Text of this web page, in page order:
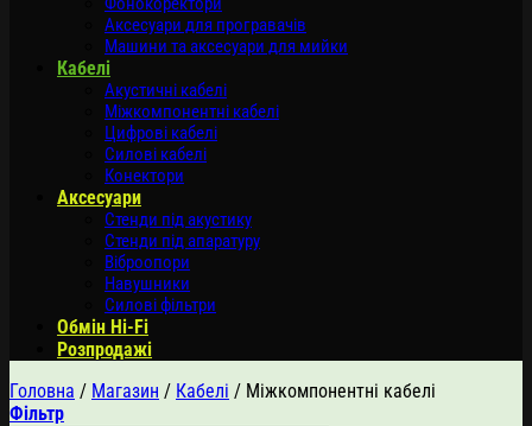
Аксесуари для програвачів
Машини та аксесуари для мийки
Кабелі
Акустичні кабелі
Міжкомпонентні кабелі
Цифрові кабелі
Силові кабелі
Конектори
Аксесуари
Стенди під акустику
Стенди під апаратуру
Віброопори
Навушники
Силові фільтри
Обмін Hi-Fi
Розпродажі
Головна / Магазин / Кабелі / Міжкомпонентні кабелі
Фільтр